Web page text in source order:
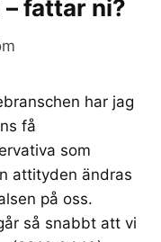
fattar ni?
har jag
få
som
attityden ändras
på oss.
så snabbt att vi